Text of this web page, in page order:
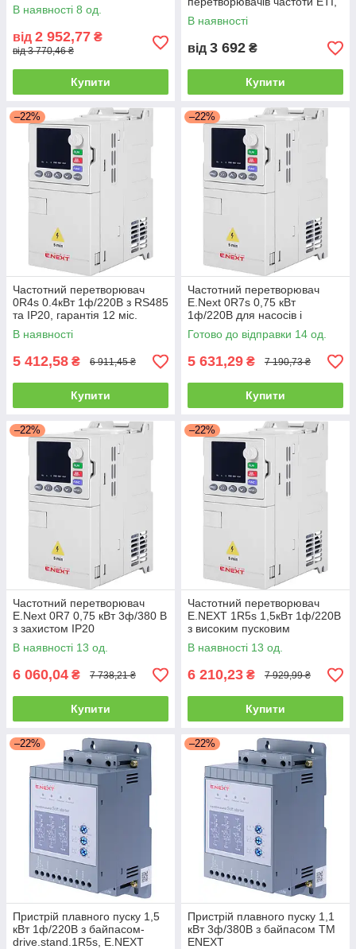
В наявності 8 од.
від 2 952,77 ₴
від 3 770,46 ₴
Купити
USB-зв'язок, простота
встановлення
В наявності
від 3 692 ₴
Купити
–22%
Частотний перетворювач
0R4s 0.4кВт 1ф/220В з RS485
та IP20, гарантія 12 міс.
В наявності
5 412,58 ₴ 6 911,45 ₴
Купити
–22%
Частотний перетворювач
E.Next 0R7s 0,75 кВт
1ф/220В для насосів і
вентиляторів
Готово до відправки 14 од.
5 631,29 ₴ 7 190,73 ₴
Купити
–22%
Частотний перетворювач
E.Next 0R7 0,75 кВт 3ф/380 В
з захистом IP20
В наявності 13 од.
6 060,04 ₴ 7 738,21 ₴
Купити
–22%
Частотний перетворювач
E.NEXT 1R5s 1,5кВт 1ф/220В
з високим пусковим
моментом
В наявності 13 од.
6 210,23 ₴ 7 929,99 ₴
Купити
–22%
Пристрій плавного пуску 1,5
кВт 1ф/220В з байпасом-
drive.stand.1R5s, E.NEXT
–22%
Пристрій плавного пуску 1,1
кВт 3ф/380В з байпасом ТМ
ENEXT